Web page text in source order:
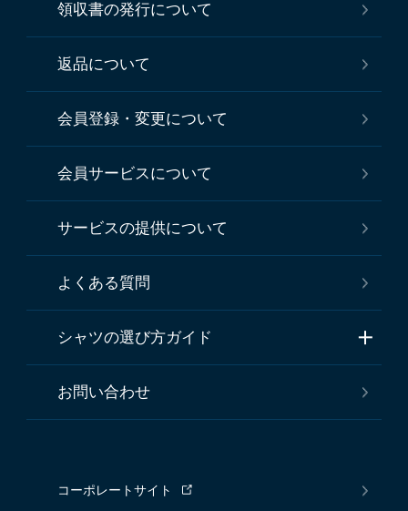
領収書の発行について
返品について
会員登録・変更について
会員サービスについて
サービスの提供について
よくある質問
シャツの選び方ガイド
お問い合わせ
コーポレートサイト